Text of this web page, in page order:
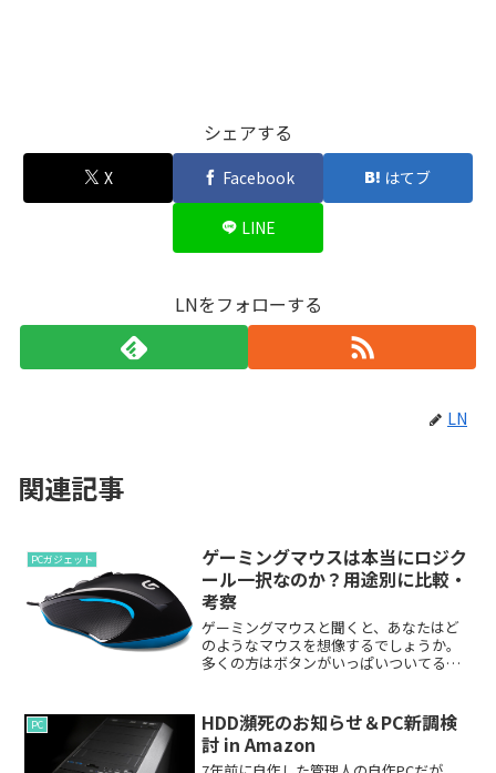
シェアする
X Facebook はてブ
LINE
LNをフォローする
LN
関連記事
PCガジェット
ゲーミングマウスは本当にロジク
ール一択なのか？用途別に比較・
考察
ゲーミングマウスと聞くと、あなたはど
のようなマウスを想像するでしょうか。
多くの方はボタンがいっぱいついてるマ
た、ロジクールの「G」と名の付くマウス
を思い浮かべる方も多い...
PC
HDD瀕死のお知らせ＆PC新調検
討 in Amazon